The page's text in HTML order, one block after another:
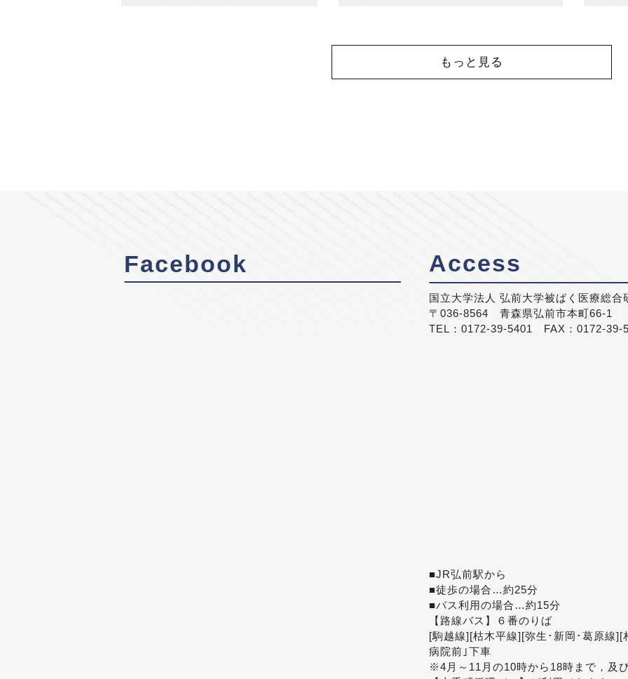
もっと見る
Facebook Access
国立大学法人 弘前大学被ばく医療総合
〒036-8564 青森県弘前市本町66-1
TEL：0172-39-5401 FAX：0172-39-
■JR弘前駅から
■徒歩の場合…約25分
■バス利用の場合…約15分
【路線バス】６番のりば
[駒越線][枯木平線][弥生･新岡･葛原線
病院前｣下車
※4月～11月の10時から18時まで，及